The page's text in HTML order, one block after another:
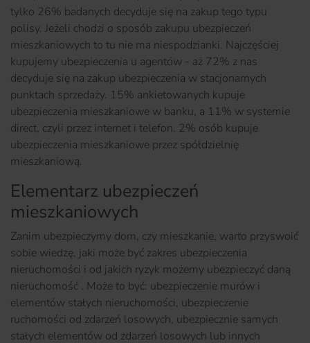
tylko 26% badanych decyduje się na zakup tego typu
polisy. Jeżeli chodzi o sposób zakupu ubezpieczeń
mieszkaniowych to tu nie ma niespodzianki. Najczęściej
kupujemy ubezpieczenia u agentów - aż 72% z nas
decyduje się na zakup ubezpieczenia w stacjonarnych
punktach sprzedaży. 15% ankietowanych kupuje
ubezpieczenia mieszkaniowe w banku, a 11% w systemie
direct, czyli przez internet i telefon. 2% osób kupuje
ubezpieczenia mieszkaniowe przez spółdzielnię
mieszkaniową.
Elementarz ubezpieczeń
mieszkaniowych
Zanim ubezpieczymy dom, czy mieszkanie, warto przyswoić
sobie wiedzę, jaki może być zakres ubezpieczenia
nieruchomości i od jakich ryzyk możemy ubezpieczyć daną
nieruchomość . Może to być: ubezpieczenie murów i
elementów stałych nieruchomości, ubezpieczenie
ruchomości od zdarzeń losowych, ubezpiecznie samych
stałych elementów od zdarzeń losowych lub innych